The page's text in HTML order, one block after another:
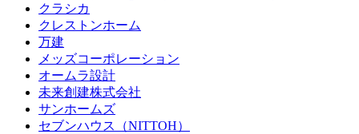
クラシカ
クレストンホーム
万建
メッズコーポレーション
オームラ設計
未来創建株式会社
サンホームズ
セブンハウス（NITTOH）